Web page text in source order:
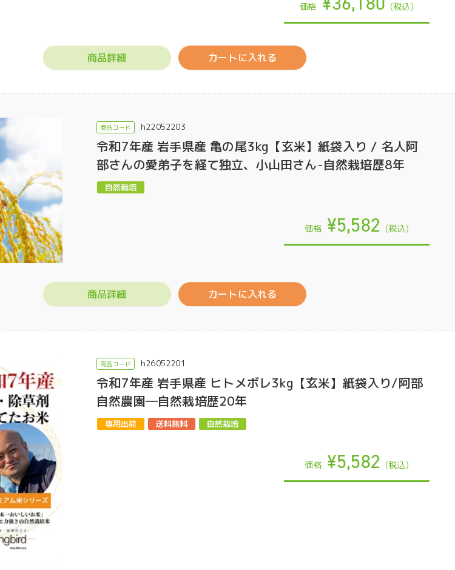
価格 (税込)
商品詳細 カートに入れる
h22052203
令和7年産 岩手県産 亀の尾3kg【玄米】紙袋入り / 名人阿
部さんの愛弟子を経て独立、小山田さん-自然栽培歴8年
価格 ¥5,582 (税込)
商品詳細 カートに入れる
h26052201
令和7年産 岩手県産 ヒトメボレ3kg【玄米】紙袋入り/阿部
自然農園―自然栽培歴20年
価格 ¥5,582 (税込)